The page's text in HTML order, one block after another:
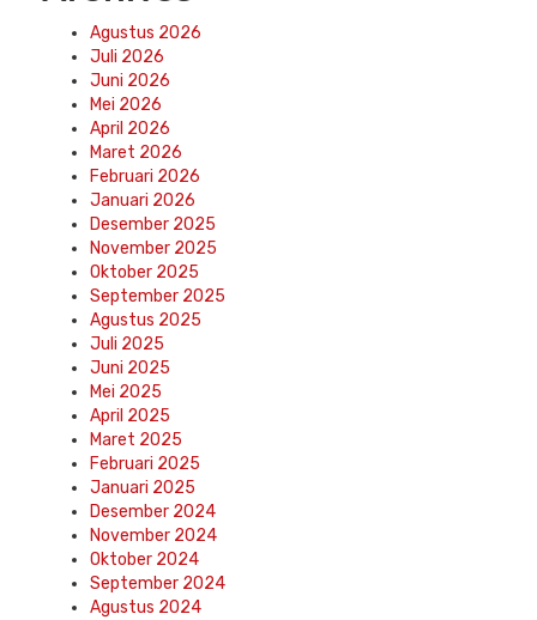
Agustus 2026
Juli 2026
Juni 2026
Mei 2026
April 2026
Maret 2026
Februari 2026
Januari 2026
Desember 2025
November 2025
Oktober 2025
September 2025
Agustus 2025
Juli 2025
Juni 2025
Mei 2025
April 2025
Maret 2025
Februari 2025
Januari 2025
Desember 2024
November 2024
Oktober 2024
September 2024
Agustus 2024